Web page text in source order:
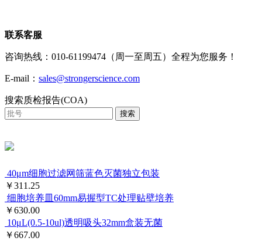
联系客服
咨询热线：010-61199474（周一至周五）全程为您服务！
E-mail： sales@strongerscience.com
搜索质检报告(COA)
搜索
40μm细胞过滤网筛蓝色灭菌独立包装
￥311.25
细胞培养皿60mm易握型TC处理贴壁培养
￥630.00
10μL(0.5-10ul)透明吸头32mm盒装无菌
￥667.00